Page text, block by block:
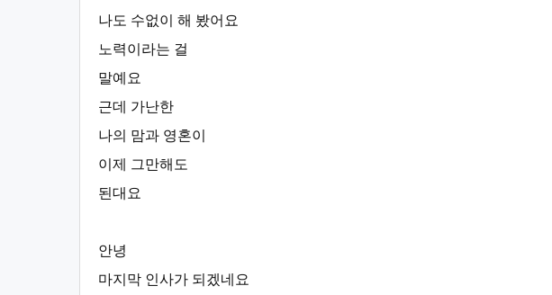
나도 수없이 해 봤어요
노력이라는 걸
말예요
근데 가난한
나의 맘과 영혼이
이제 그만해도
된대요
안녕
마지막 인사가 되겠네요